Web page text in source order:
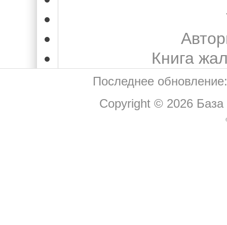
Книга
Последнее
Copyright © 2026 База